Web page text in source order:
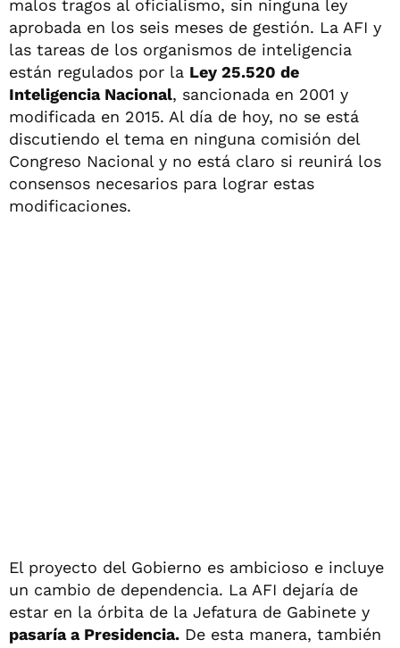
malos tragos al oficialismo, sin ninguna ley
aprobada en los seis meses de gestión. La AFI y
las tareas de los organismos de inteligencia
están regulados por la Ley 25.520 de
Inteligencia Nacional, sancionada en 2001 y
modificada en 2015. Al día de hoy, no se está
discutiendo el tema en ninguna comisión del
Congreso Nacional y no está claro si reunirá los
consensos necesarios para lograr estas
modificaciones.
El proyecto del Gobierno es ambicioso e incluye
un cambio de dependencia. La AFI dejaría de
estar en la órbita de la Jefatura de Gabinete y
pasaría a Presidencia. De esta manera, también